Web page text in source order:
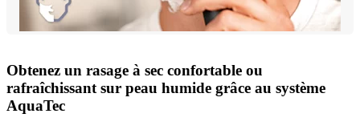
Obtenez un rasage à sec confortable ou
rafraîchissant sur peau humide grâce au système
AquaTec